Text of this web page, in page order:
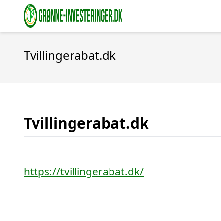
Tvillingerabat.dk
Tvillingerabat.dk
https://tvillingerabat.dk/